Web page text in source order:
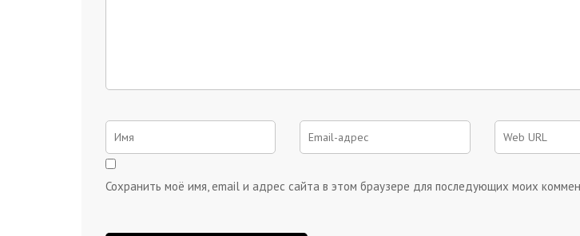
Сохранить моё имя, email и адрес сайта в этом браузере для последующих моих